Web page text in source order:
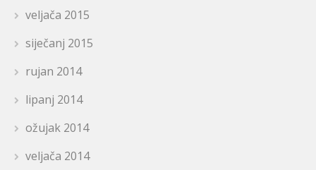
veljača 2015
siječanj 2015
rujan 2014
lipanj 2014
ožujak 2014
veljača 2014